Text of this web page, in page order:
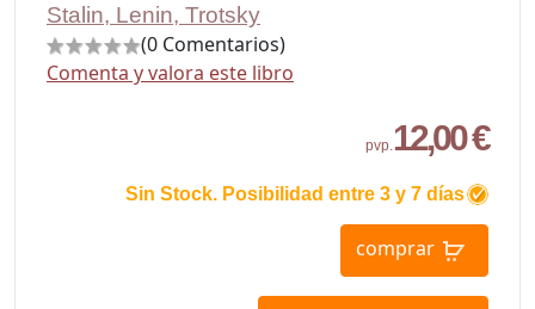
Stalin, Lenin, Trotsky
(0 Comentarios)
Comenta y valora este libro
pvp. 12,00 €
Sin Stock. Posibilidad entre 3 y 7 días
comprar